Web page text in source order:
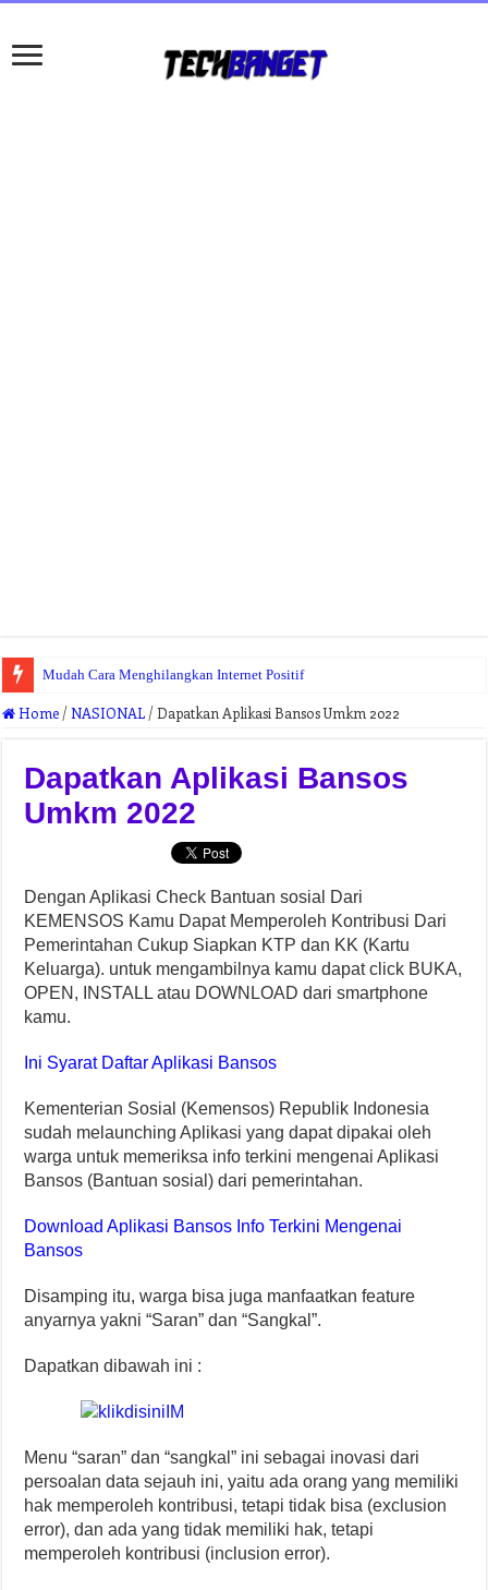
Mudah Cara Menghilangkan Internet Positif
Home /NASIONAL /Dapatkan Aplikasi Bansos Umkm 2022
Dapatkan Aplikasi Bansos
Umkm 2022
Dengan Aplikasi Check Bantuan sosial Dari
KEMENSOS Kamu Dapat Memperoleh Kontribusi Dari
Pemerintahan Cukup Siapkan KTP dan KK (Kartu
Keluarga). untuk mengambilnya kamu dapat click BUKA,
OPEN, INSTALL atau DOWNLOAD dari smartphone
kamu.
Ini Syarat Daftar Aplikasi Bansos
Kementerian Sosial (Kemensos) Republik Indonesia
sudah melaunching Aplikasi yang dapat dipakai oleh
warga untuk memeriksa info terkini mengenai Aplikasi
Bansos (Bantuan sosial) dari pemerintahan.
Download Aplikasi Bansos Info Terkini Mengenai
Bansos
Disamping itu, warga bisa juga manfaatkan feature
anyarnya yakni “Saran” dan “Sangkal”.
Dapatkan dibawah ini :
Menu “saran” dan “sangkal” ini sebagai inovasi dari
persoalan data sejauh ini, yaitu ada orang yang memiliki
hak memperoleh kontribusi, tetapi tidak bisa (exclusion
error), dan ada yang tidak memiliki hak, tetapi
memperoleh kontribusi (inclusion error).